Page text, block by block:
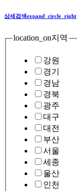
상세검색expand_circle_right
location_on지역
강원
경기
경남
경북
광주
대구
대전
부산
서울
세종
울산
인천